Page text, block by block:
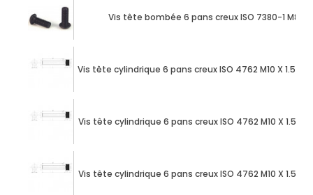
Vis tête bombée 6 pans creux ISO 7380-1 M8 X
Vis tête cylindrique 6 pans creux ISO 4762 M10 X 1.50 X
Vis tête cylindrique 6 pans creux ISO 4762 M10 X 1.50
Vis tête cylindrique 6 pans creux ISO 4762 M10 X 1.50